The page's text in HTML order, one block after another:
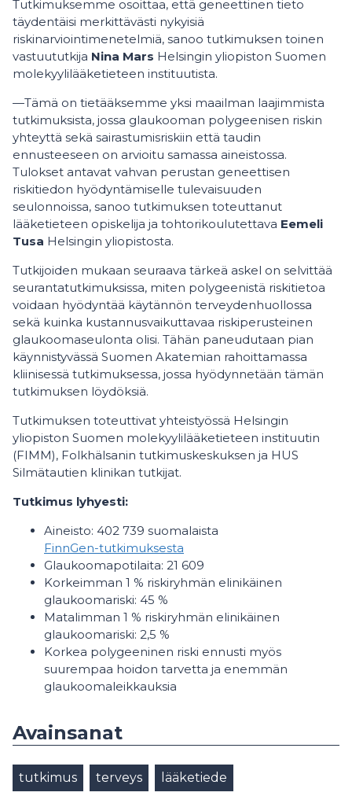
Tutkimuksemme osoittaa, että geneettinen tieto
täydentäisi merkittävästi nykyisiä
riskinarviointimenetelmiä, sanoo tutkimuksen toinen
vastuututkija Nina Mars Helsingin yliopiston Suomen
molekyylilääketieteen instituutista.
—Tämä on tietääksemme yksi maailman laajimmista
tutkimuksista, jossa glaukooman polygeenisen riskin
yhteyttä sekä sairastumisriskiin että taudin
ennusteeseen on arvioitu samassa aineistossa.
Tulokset antavat vahvan perustan geneettisen
riskitiedon hyödyntämiselle tulevaisuuden
seulonnoissa, sanoo tutkimuksen toteuttanut
lääketieteen opiskelija ja tohtorikoulutettava Eemeli
Tusa Helsingin yliopistosta.
Tutkijoiden mukaan seuraava tärkeä askel on selvittää
seurantatutkimuksissa, miten polygeenistä riskitietoa
voidaan hyödyntää käytännön terveydenhuollossa
sekä kuinka kustannusvaikuttavaa riskiperusteinen
glaukoomaseulonta olisi. Tähän paneudutaan pian
käynnistyvässä Suomen Akatemian rahoittamassa
kliinisessä tutkimuksessa, jossa hyödynnetään tämän
tutkimuksen löydöksiä.
Tutkimuksen toteuttivat yhteistyössä Helsingin
yliopiston Suomen molekyylilääketieteen instituutin
(FIMM), Folkhälsanin tutkimuskeskuksen ja HUS
Silmätautien klinikan tutkijat.
Tutkimus lyhyesti:
Aineisto: 402 739 suomalaista
FinnGen-tutkimuksesta
Glaukoomapotilaita: 21 609
Korkeimman 1 % riskiryhmän elinikäinen
glaukoomariski: 45 %
Matalimman 1 % riskiryhmän elinikäinen
glaukoomariski: 2,5 %
Korkea polygeeninen riski ennusti myös
suurempaa hoidon tarvetta ja enemmän
glaukoomaleikkauksia
Avainsanat
tutkimus terveys lääketiede